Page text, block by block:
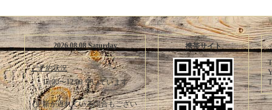
2026.08.08 Saturday
ご予約状況
10:00〜12:00 空いています
(更新が遅れている場合もござい
携帯サイト